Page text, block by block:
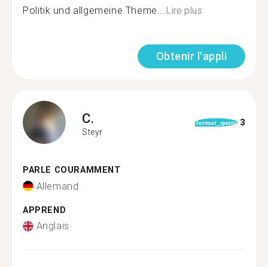
Politik und allgemeine Theme...Lire plus
Obtenir l'appli
C.
Steyr
format_quote 3
PARLE COURAMMENT
Allemand
APPREND
Anglais